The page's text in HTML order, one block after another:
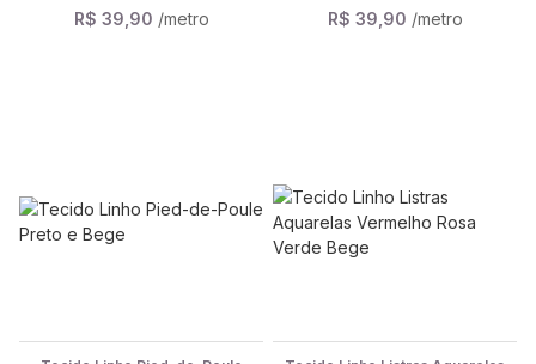
R$ 39,90 /metro R$ 39,90 /metro